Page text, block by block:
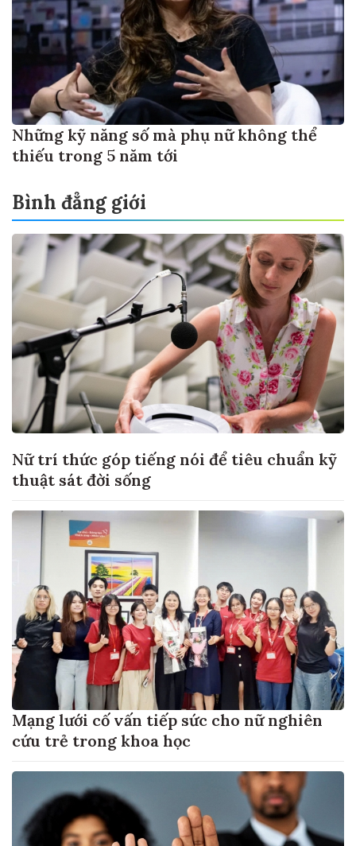
Những kỹ năng số mà phụ nữ không thể
thiếu trong 5 năm tới
Bình đẳng giới
Nữ trí thức góp tiếng nói để tiêu chuẩn kỹ
thuật sát đời sống
Mạng lưới cố vấn tiếp sức cho nữ nghiên
cứu trẻ trong khoa học